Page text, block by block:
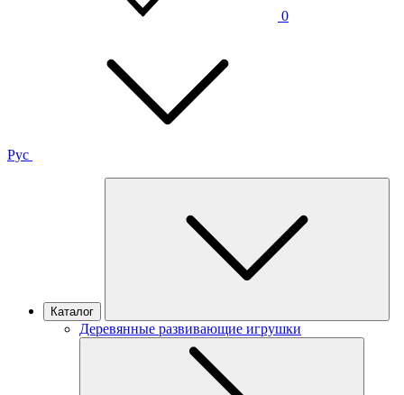
0
Рус
Каталог
Деревянные развивающие игрушки